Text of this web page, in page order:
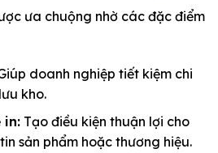
ưa chuộng nhờ các đặc điểm
doanh nghiệp tiết kiệm chi
kho.
in:Tạo điều kiện thuận lợi cho
sản phẩm hoặc thương hiệu.